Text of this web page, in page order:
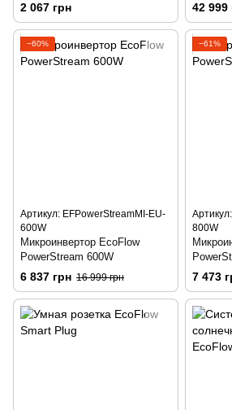
2 067 грн 42 999
−60%
Артикул: EFPowerStreamMI-EU-
600W
Микроинвертор EcoFlow
PowerStream 600W
6 837 грн 16 999 грн
−61%
800W
7 473